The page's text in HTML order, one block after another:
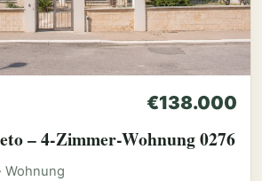
€138.000
– 4-Zimmer-Wohnung 0276
Wohnung